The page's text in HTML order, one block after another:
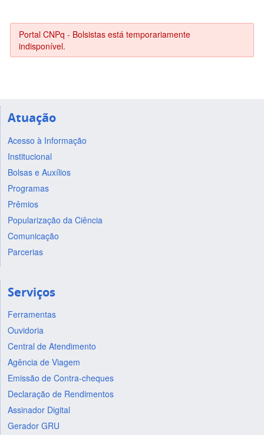
Portal CNPq - Bolsistas está temporariamente
indisponível.
Atuação
Acesso à Informação
Institucional
Bolsas e Auxílios
Programas
Prêmios
Popularização da Ciência
Comunicação
Parcerias
Serviços
Ferramentas
Ouvidoria
Central de Atendimento
Agência de Viagem
Emissão de Contra-cheques
Declaração de Rendimentos
Assinador Digital
Gerador GRU